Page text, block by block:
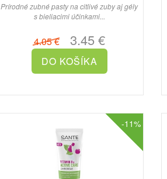
Prírodné zubné pasty na citlivé zuby aj gély
s bieliacimi účinkami...
4.05 €3.45 €
-11%